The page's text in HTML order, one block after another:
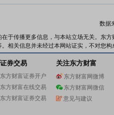
14.03%，占总股本比1.74%，
截止2026年07月10
股权质押：蒲忠杰于2026-07-03
5.23%，占总股本比0.65%，剩
日2024-08-16,2023-08-16)
数据
于传播更多信息，与本站立场无关。东
相关信息并未经过本网站证实，不对您
证券交易
东方财富证券开户
东方财富在线交易
东方财富证券交易
关注东方财富
东方财富网微博
东方财富网微信
意见与建议